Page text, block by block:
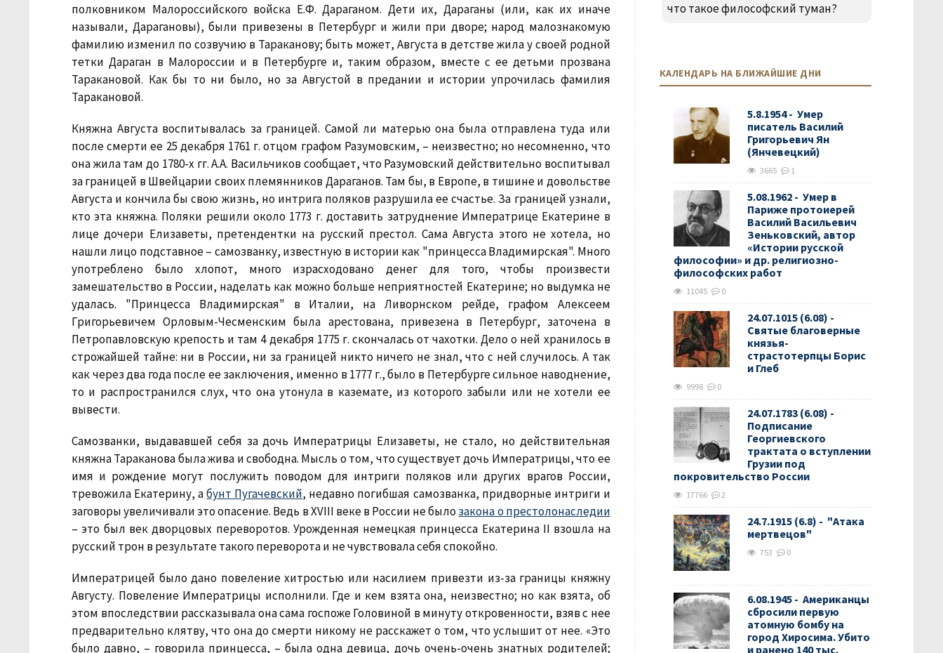
полковником Малороссийского войска Е.Ф. Дараганом. Дети их, Дараганы (или, как их иначе
называли, Дарагановы), были привезены в Петербург и жили при дворе; народ малознакомую
фамилию изменил по созвучию в Тараканову; быть может, Августа в детстве жила у своей родной
тетки Дараган в Малороссии и в Петербурге и, таким образом, вместе с ее детьми прозвана
Таракановой. Как бы то ни было, но за Августой в предании и истории упрочилась фамилия
Таракановой.
Княжна Августа воспитывалась за границей. Самой ли матерью она была отправлена туда или
после смерти ее 25 декабря 1761 г. отцом графом Разумовским, – неизвестно; но несомненно, что
она жила там до 1780-х гг. А.А. Васильчиков сообщает, что Разумовский действительно воспитывал
за границей в Швейцарии своих племянников Дараганов. Там бы, в Европе, в тишине и довольстве
Августа и кончила бы свою жизнь, но интрига поляков разрушила ее счастье. За границей узнали,
кто эта княжна. Поляки решили около 1773 г. доставить затруднение Императрице Екатерине в
лице дочери Елизаветы, претендентки на русский престол. Сама Августа этого не хотела, но
нашли лицо подставное – самозванку, известную в истории как "принцесса Владимирская". Много
употреблено было хлопот, много израсходовано денег для того, чтобы произвести
замешательство в России, наделать как можно больше неприятностей Екатерине; но выдумка не
удалась. "Принцесса Владимирская" в Италии, на Ливорнском рейде, графом Алексеем
Григорьевичем Орловым-Чесменским была арестована, привезена в Петербург, заточена в
Петропавловскую крепость и там 4 декабря 1775 г. скончалась от чахотки. Дело о ней хранилось в
строжайшей тайне: ни в России, ни за границей никто ничего не знал, что с ней случилось. А так
как через два года после ее заключения, именно в 1777 г., было в Петербурге сильное наводнение,
то и распространился слух, что она утонула в каземате, из которого забыли или не хотели ее
вывести.
Самозванки, выдававшей себя за дочь Императрицы Елизаветы, не стало, но действительная
княжна Тараканова была жива и свободна. Мысль о том, что существует дочь Императрицы, что ее
имя и рождение могут послужить поводом для интриги поляков или других врагов России,
тревожила Екатерину, абунт Пугачевский, недавно погибшая самозванка, придворные интриги и
заговоры увеличивали это опасение. Ведь в XVIII веке в России не былозакона о престолонаследии
– это был век дворцовых переворотов. Урожденная немецкая принцесса Екатерина II взошла на
русский трон в результате такого переворота и не чувствовала себя спокойно.
Императрицей было дано повеление хитростью или насилием привезти из-за границы княжну
Августу. Повеление Императрицы исполнили. Где и кем взята она, неизвестно; но как взята, об
этом впоследствии рассказывала она сама госпоже Головиной в минуту откровенности, взяв с нее
предварительно клятву, что она до смерти никому не расскажет о том, что услышит от нее. «Это
было давно, – говорила принцесса, – была одна девица, дочь очень-очень знатных родителей;
что такое философский туман?
КАЛЕНДАРЬ НА БЛИЖАЙШИЕ ДНИ
5.8.1954 - Умер
писатель Василий
Григорьевич Ян
(Янчевецкий)
3665 1
5.08.1962 - Умер в
Париже протоиерей
Василий Васильевич
Зеньковский, автор
«Истории русской
философии» и др. религиозно-
философских работ
11045 0
24.07.1015 (6.08) -
Святые благоверные
князья-
страстотерпцы Борис
и Глеб
9998 0
24.07.1783 (6.08) -
Подписание
Георгиевского
трактата о вступлении
Грузии под
покровительство России
17766 2
24.7.1915 (6.8) - "Атака
мертвецов"
753 0
6.08.1945 - Американцы
сбросили первую
атомную бомбу на
город Хиросима. Убито
и ранено 140 тыс.